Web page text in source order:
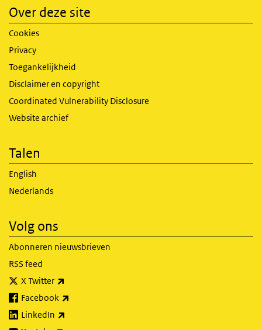
Over deze site
Cookies
Privacy
Toegankelijkheid
Disclaimer en copyright
Coordinated Vulnerability Disclosure
Website archief
Talen
English
Nederlands
Volg ons
Abonneren nieuwsbrieven
RSS feed
X Twitter
Facebook
LinkedIn